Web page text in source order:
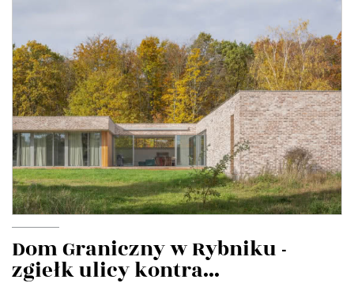
Dom Graniczny w Rybniku -
zgiełk ulicy kontra...